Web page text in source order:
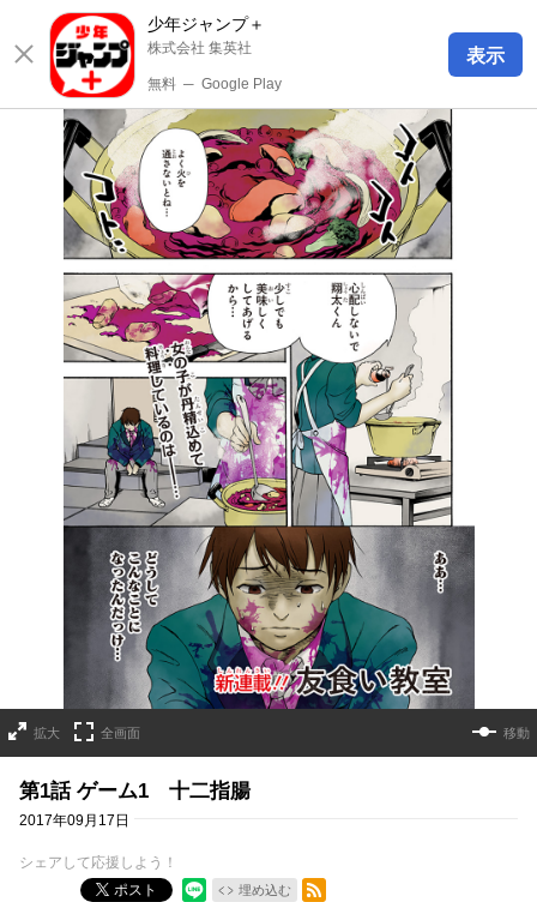
少年ジャンプ＋
株式会社 集英社
無料 ─ Google Play
表示
拡大 全画面 移動
第1話 ゲーム1 十二指腸
2017年09月17日
シェアして応援しよう！
ポスト
埋め込む
RSSフィード